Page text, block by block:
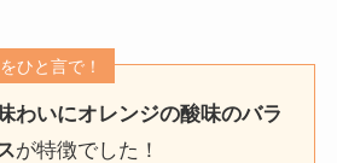
ひと言で！
わいにオレンジの酸味のバラ
が特徴でした！